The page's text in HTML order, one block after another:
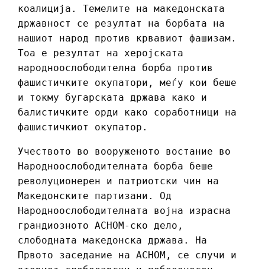
коалиција. Темелите на македонската
државност се резултат на борбата на
нашиот народ против крвавиот фашизам.
Тоа е резултат на херојската
народноослободителна борба против
фашистичките окупатори, меѓу кои беше
и токму бугарската држава како и
балистичките орди како соработници на
фашистичкиот окупатор.
Учеството во вооруженото востание во
Народноослободителната борба беше
револуционерен и патриотски чин на
Македонските партизани. Од
Народноослободителната војна израсна
грандиозното АСНОМ-ско дело,
слободната македонска држава. На
Првото заседание на АСНОМ, се случи и